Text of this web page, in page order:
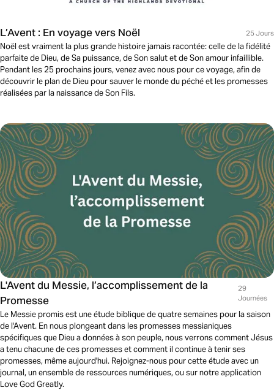
L’Avent : En voyage vers Noël 25 Jours
Noël est vraiment la plus grande histoire jamais racontée: celle de la fidélité
parfaite de Dieu, de Sa puissance, de Son salut et de Son amour infaillible.
Pendant les 25 prochains jours, venez avec nous pour ce voyage, afin de
découvrir le plan de Dieu pour sauver le monde du péché et les promesses
réalisées par la naissance de Son Fils.
L'Avent du Messie, l’accomplissement de la
Promesse
29
Journées
Le Messie promis est une étude biblique de quatre semaines pour la saison
de l'Avent. En nous plongeant dans les promesses messianiques
spécifiques que Dieu a données à son peuple, nous verrons comment Jésus
a tenu chacune de ces promesses et comment il continue à tenir ses
promesses, même aujourd'hui. Rejoignez-nous pour cette étude avec un
journal, un ensemble de ressources numériques, ou sur notre application
Love God Greatly.